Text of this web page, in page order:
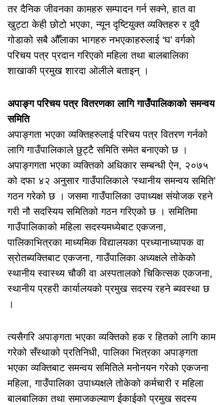
तर दैनिक जीवनका कामहरु सम्पादन गर्न सक्ने, हात वा
खुट्टा केही छोटो भएका, न्यून दृष्टियुक्त व्यक्तिहरु र दुवै
गोडाको सबै औँलाका भागहरु नभएकाहरुलाई ‘घ’ वर्गको
परिचय पत्र प्रदान गरिएको महिला तथा बालबालिका
शाखाकी प्रमुख शारदा ओलीले बताइन् ।
अपाङ्ग परिचय पत्र वितरणका लागि गाउँपालिकाको समन्वय
समिति
अपाङ्गता भएका व्यक्तिहरुलाई परिचय पत्र वितरण गर्नको
लागि गाउँपालिकाले छुट्टै समिति समेत बनाएको छ ।
अपाङ्गगता भएका व्यक्तिको अधिकार सम्बन्धी ऐन, २०७५
को दफा ४२ अनुसार गाउँपालिकाले ‘स्थानीय समन्वय समिति’
गठन गरेको छ । जसमा गाउँपालिका उपाध्यक्ष संयोजक रहने
गरी नौ सदस्यिय समितिको गठन गरिएको छ । समितिमा
गाउँपालिकाको महिला सदस्यमध्येबाट एकजना,
पालिकाभित्रका माध्यमिक विद्यालयका प्रध्यानाध्यापक वा
स्रोतब्यक्तिबाट एकजना, गाउँपालिका अध्यक्षले तोकेको
स्थानीय स्वास्थ्य चौकी वा अस्पतालको चिकित्सक एकजना,
स्थानीय प्रहरी कार्यालयको प्रमुख सदस्य रहने ब्यवस्था छ
।
त्यसैगरि अपाङ्गता भएका व्यक्तिको हक र हितको लागि काम
गरेको सँस्थाको प्रतिनिधी, पालिका भित्रका अपाङ्गता
भएका व्यक्तिबाट समन्वय समितिले मनोनयन गरेको एकजना
महिला, गाउँपालिका उपाध्यक्षले तोकेको कर्मचारी र महिला
बालबालिका तथा समाजकल्याण ईकाईको प्रमुख सदस्य